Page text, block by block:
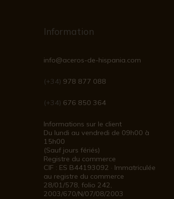
Information
info@aceros-de-hispania.com
(+34) 978 877 088
(+34) 676 850 364
Informations sur le client
Du lundi au vendredi de 09h00 à
15h00
(Sauf jours fériés)
Registre du commerce
CIF : ES B44193092 · Immatriculée
au registre du commerce
28/01/578, folio 242,
2003/670/N/07/08/2003